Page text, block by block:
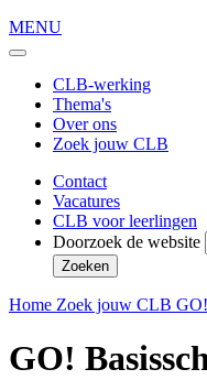
MENU
CLB-werking
Thema's
Over ons
Zoek jouw CLB
Contact
Vacatures
CLB voor leerlingen
Doorzoek de website
Zoeken
Home Zoek jouw CLB
GO!